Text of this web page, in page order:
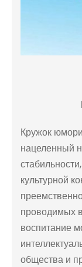
Кружок
нацеленный
культурной
проводимых
воспитание
общества и